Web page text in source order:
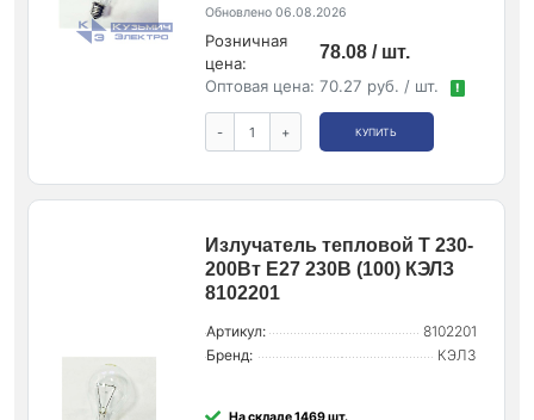
Обновлено 06.08.2026
Розничная
цена:
78.08 / шт.
Оптовая цена: 70.27 руб. / шт. !
- + КУПИТЬ
Излучатель тепловой Т 230-
200Вт E27 230В (100) КЭЛЗ
8102201
Артикул:
8102201
Бренд:
КЭЛЗ